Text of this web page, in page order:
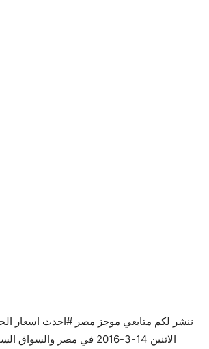
ننشر لكم متابعي موجز مصر #احدث اسعار
الاثنين 14-3-2016 في مصر